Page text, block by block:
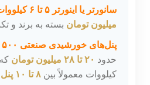
سانورتر یا اینورتر ۵ تا ۶ کیلووات
میلیون تومان بسته به برند و
پنل‌های خورشیدی صنعتی ۵۰۰ تا ۷۲۰ وات
حدود ۲۰ تا ۲۸ میلیون تومان
کیلووات معمولاً بین ۸ تا ۱۰ پنل